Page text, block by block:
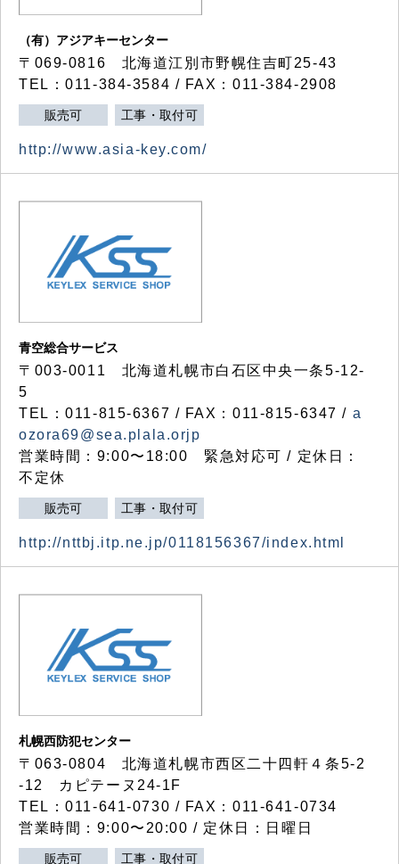
（有）アジアキーセンター
〒069-0816 北海道江別市野幌住吉町25-43
TEL：011-384-3584 / FAX：011-384-2908
販売可 工事・取付可
http://www.asia-key.com/
青空総合サービス
〒003-0011 北海道札幌市白石区中央一条5-12-
5
TEL：011-815-6367 / FAX：011-815-6347 / a
ozora69@sea.plala.orjp
営業時間：9:00〜18:00 緊急対応可 / 定休日：
不定休
販売可 工事・取付可
http://nttbj.itp.ne.jp/0118156367/index.html
札幌西防犯センター
〒063-0804 北海道札幌市西区二十四軒４条5-2
-12 カピテーヌ24-1F
TEL：011-641-0730 / FAX：011-641-0734
営業時間：9:00〜20:00 / 定休日：日曜日
販売可 工事・取付可